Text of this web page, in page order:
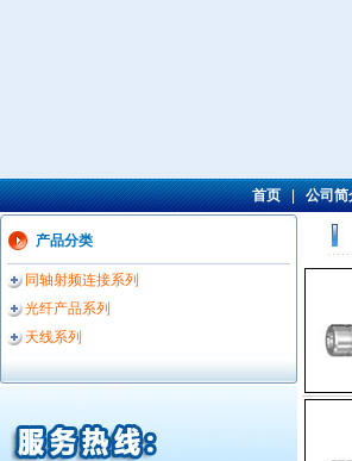
首页|公司简
产品分类
同轴射频连接系列
光纤产品系列
天线系列